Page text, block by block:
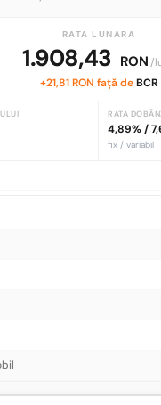
RATA LUNARA
1.908,43 RON /
+21,81 RON față deBCR
RATA
4,89% /
fix / variabil